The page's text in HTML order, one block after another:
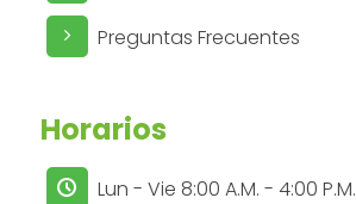
Preguntas Frecuentes
Horarios
Lun - Vie 8:00 A.M. - 4:00 P.M.